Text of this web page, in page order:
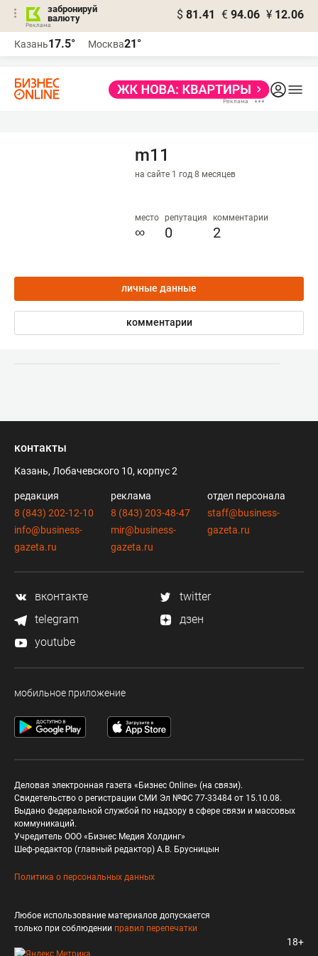
забронируй
валюту
$ 81.41 € 94.06 ¥ 12.06
Казань17.5° Москва21°
m11
на сайте 1 год 8 месяцев
место
∞
репутация
0
комментарии
2
личные данные
комментарии
контакты
Казань, Лобачевского 10, корпус 2
редакция
8 (843) 202-12-10
info@business-
gazeta.ru
реклама
8 (843) 203-48-47
mir@business-
gazeta.ru
отдел персонала
staff@business-
gazeta.ru
вконтакте
twitter
telegram
дзен
youtube
мобильное приложение
Деловая электронная газета «Бизнес Online» (на связи).
Свидетельство о регистрации СМИ Эл №ФС 77-33484 от 15.10.08.
Выдано федеральной службой по надзору в сфере связи и массовых
коммуникаций.
Учредитель ООО «Бизнес Медия Холдинг»
Шеф-редактор (главный редактор) А.В. Брусницын
Политика о персональных данных
Любое использование материалов допускается
только при соблюдении правил перепечатки
18+